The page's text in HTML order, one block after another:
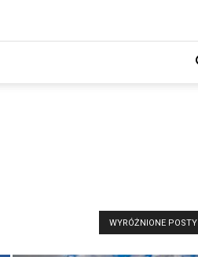
WYRÓŻNIONE POSTY